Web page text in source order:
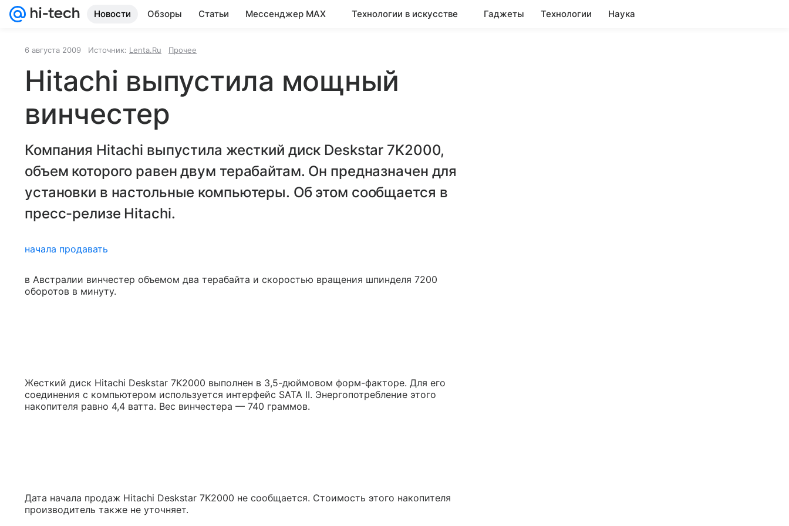
Новости Обзоры Статьи Мессенджер MAX Технологии в искусстве Гаджеты Технологии Наука
6 августа 2009 Источник: Lenta.Ru Прочее
Hitachi выпустила мощный
винчестер
Компания Hitachi выпустила жесткий диск Deskstar 7K2000,
объем которого равен двум терабайтам. Он предназначен для
установки в настольные компьютеры. Об этом сообщается в
пресс-релизе Hitachi.
начала продавать
в Австралии винчестер объемом два терабайта и скоростью вращения шпинделя 7200
оборотов в минуту.
Жесткий диск Hitachi Deskstar 7K2000 выполнен в 3,5-дюймовом форм-факторе. Для его
соединения с компьютером используется интерфейс SATA II. Энергопотребление этого
накопителя равно 4,4 ватта. Вес винчестера — 740 граммов.
Дата начала продаж Hitachi Deskstar 7K2000 не сообщается. Стоимость этого накопителя
производитель также не уточняет.